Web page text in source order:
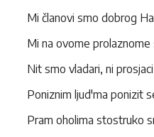
Mi članovi smo dobrog
Mi na ovome prolaznome
Nit smo vladari, ni
Poniznim ljud'ma ponizit
Pram oholima stostruko